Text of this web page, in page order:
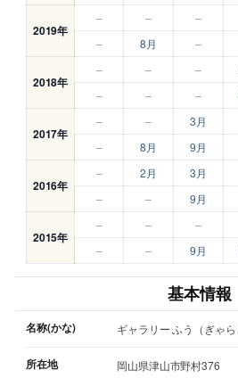
2019年
– – –
–
8月 –
2018年
– – –
–
– –
2017年
– – 3月
–
8月 9月
2016年
– 2月 3月
–
– 9月
2015年
– – –
–
– 9月
基本情報
名称(かな) ギャラリー ふう（ぎゃら
所在地 岡山県津山市野村376